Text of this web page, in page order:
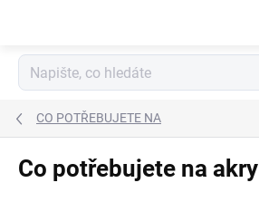
CO POTŘEBUJETE NA
Co potřebujete na akryl